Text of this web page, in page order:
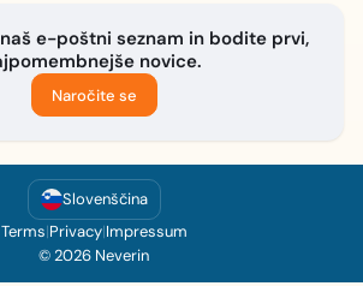
e-poštni seznam in bodite prvi,
novice.
Naročite se
Slovenščina
Terms|Privacy|Impressum
© 2026 Neverin